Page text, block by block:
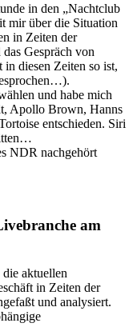
in den „Nachtclub
mir über die Situation
in Zeiten der
Gespräch von
diesen Zeiten so ist,
und habe mich
Apollo Brown, Hanns
entschieden. Siri
NDR nachgehört
am
aktuellen
in Zeiten der
und analysiert.